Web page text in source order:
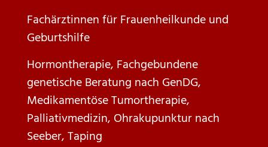
Fachärztinnen für Frauenheilkunde und
Geburtshilfe
Hormontherapie, Fachgebundene
genetische Beratung nach GenDG,
Medikamentöse Tumortherapie,
Palliativmedizin, Ohrakupunktur nach
Seeber, Taping